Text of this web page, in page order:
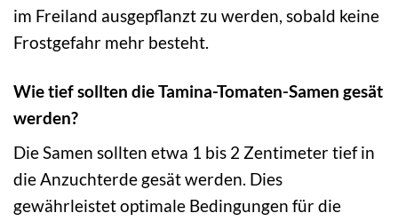
im Freiland ausgepflanzt zu werden, sobald keine
Frostgefahr mehr besteht.
Wie tief sollten die Tamina-Tomaten-Samen gesät
werden?
Die Samen sollten etwa 1 bis 2 Zentimeter tief in
die Anzuchterde gesät werden. Dies
gewährleistet optimale Bedingungen für die